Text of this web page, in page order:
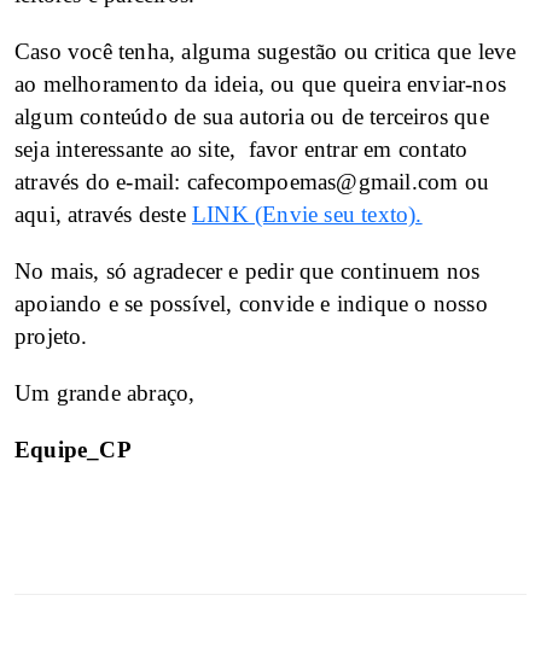
Caso você tenha, alguma sugestão ou critica que leve
ao melhoramento da ideia, ou que queira enviar-nos
algum conteúdo de sua autoria ou de terceiros que
seja interessante ao site, favor entrar em contato
através do e-mail: cafecompoemas@gmail.com ou
aqui, através deste LINK (Envie seu texto).
No mais, só agradecer e pedir que continuem nos
apoiando e se possível, convide e indique o nosso
projeto.
Um grande abraço,
Equipe_CP